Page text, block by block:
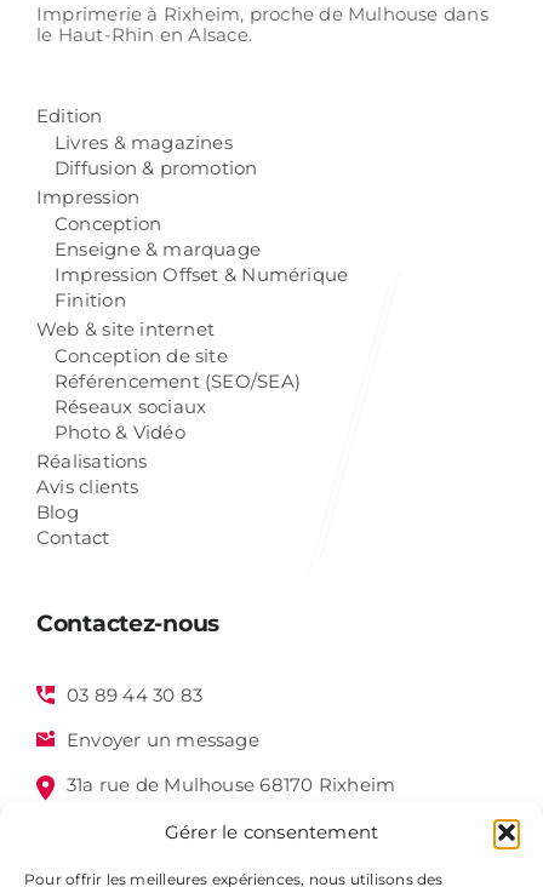
Gérer le consentement
Pour offrir les meilleures expériences, nous utilisons des
Imprimerie à Rixheim, proche de Mulhouse dans
le Haut-Rhin en Alsace.
Edition
Livres & magazines
Diffusion & promotion
Impression
Conception
Enseigne & marquage
Impression Offset & Numérique
Finition
Web & site internet
Conception de site
Référencement (SEO/SEA)
Réseaux sociaux
Photo & Vidéo
Réalisations
Avis clients
Blog
Contact
Contactez-nous
03 89 44 30 83
Envoyer un message
31a rue de Mulhouse 68170 Rixheim